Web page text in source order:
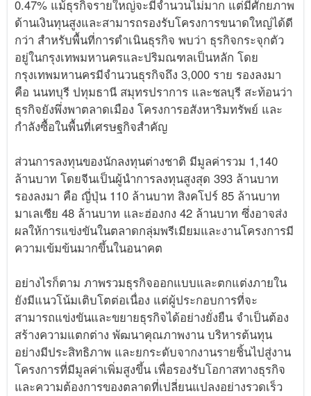
0.47% แม้ธุรกิจรายใหญ่จะมีจำนวนไม่มาก แต่มีศักยภาพ
ด้านเงินทุนสูงและสามารถรองรับโครงการขนาดใหญ่ได้ดี
กว่า สำหรับพื้นที่การดำเนินธุรกิจ พบว่า ธุรกิจกระจุกตัว
อยู่ในกรุงเทพมหานครและปริมณฑลเป็นหลัก โดย
กรุงเทพมหานครมีจำนวนธุรกิจถึง 3,000 ราย รองลงมา
คือ นนทบุรี ปทุมธานี สมุทรปราการ และชลบุรี สะท้อนว่า
ธุรกิจยังพึ่งพาตลาดเมือง โครงการอสังหาริมทรัพย์ และ
กำลังซื้อในพื้นที่เศรษฐกิจสำคัญ
ส่วนการลงทุนของนักลงทุนต่างชาติ มีมูลค่ารวม 1,140
ล้านบาท โดยจีนเป็นผู้นำการลงทุนสูงสุด 393 ล้านบาท
รองลงมา คือ ญี่ปุ่น 110 ล้านบาท สิงคโปร์ 85 ล้านบาท
มาเลเซีย 48 ล้านบาท และฮ่องกง 42 ล้านบาท ซึ่งอาจส่ง
ผลให้การแข่งขันในตลาดกลุ่มพรีเมียมและงานโครงการมี
ความเข้มข้นมากขึ้นในอนาคต
อย่างไรก็ตาม ภาพรวมธุรกิจออกแบบและตกแต่งภายใน
ยังมีแนวโน้มเติบโตต่อเนื่อง แต่ผู้ประกอบการที่จะ
สามารถแข่งขันและขยายธุรกิจได้อย่างยั่งยืน จำเป็นต้อง
สร้างความแตกต่าง พัฒนาคุณภาพงาน บริหารต้นทุน
อย่างมีประสิทธิภาพ และยกระดับจากงานรายชิ้นไปสู่งาน
โครงการที่มีมูลค่าเพิ่มสูงขึ้น เพื่อรองรับโอกาสทางธุรกิจ
และความต้องการของตลาดที่เปลี่ยนแปลงอย่างรวดเร็ว